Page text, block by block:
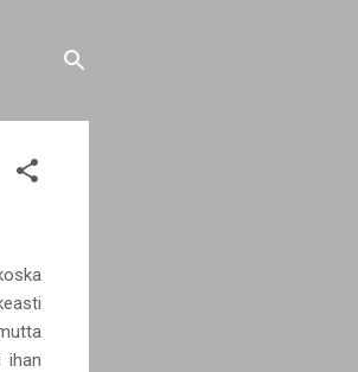
ihan